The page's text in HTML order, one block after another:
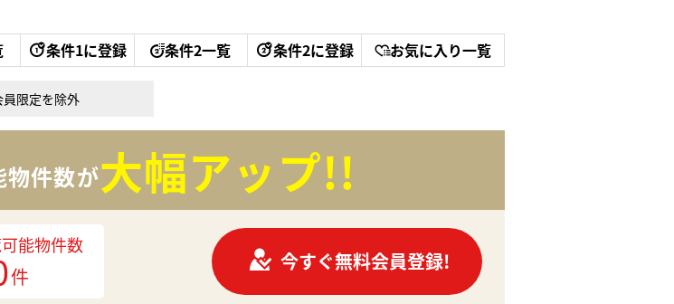
条件1に登録 条件2一覧 条件2に登録 お気に入り一覧
員限定を除外
物件数が大幅アップ!!
能物件数
件
今すぐ無料会員登録!